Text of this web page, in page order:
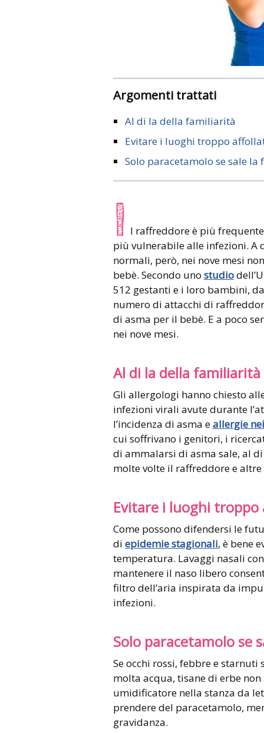
Argomenti trattati
Al di la della familiarità
Evitare i luoghi troppo
Solo paracetamolo se sale la
I l raffreddore è più
più vulnerabile alle infezioni. A
normali, però, nei nove mesi
bebè. Secondo uno studio
512 gestanti e i loro bambini,
numero di attacchi di
di asma per il bebè. E a poco
nei nove mesi.
Al di la della familiarità
Gli allergologi hanno chiesto
infezioni virali avute durante
l’incidenza di asma eallergie
cui soffrivano i genitori, i
di ammalarsi di asma sale, al
molte volte il raffreddore e
Evitare i luoghi
Come possono difendersi le
di epidemie stagionali, è bene
temperatura. Lavaggi nasali
mantenere il naso libero
filtro dell’aria inspirata da
infezioni.
Solo paracetamolo se
Se occhi rossi, febbre e starnuti
molta acqua, tisane di erbe
umidificatore nella stanza da
prendere del paracetamolo,
gravidanza.